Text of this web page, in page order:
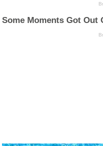
Some Moments Got